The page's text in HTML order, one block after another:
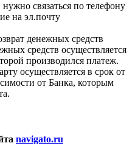
связаться по телефону
на эл.почту
денежных средств
средств осуществляется
производился платеж.
осуществляется в срок от
от Банка, которым
navigato.ru